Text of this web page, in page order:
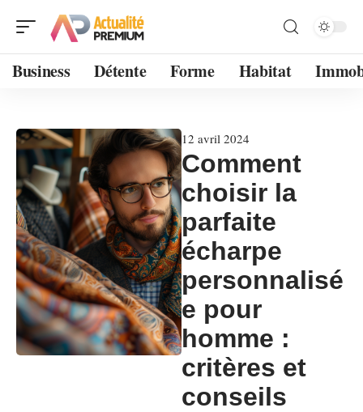
Business Détente Forme Habitat
12 avril 2024
Comment
choisir la
parfaite
écharpe
personnalisé
e pour
homme :
critères et
conseils